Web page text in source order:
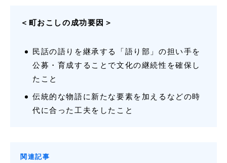
＜町おこしの成功要因＞
民話の語りを継承する「語り部」の担い手を
公募・育成することで文化の継続性を確保し
たこと
伝統的な物語に新たな要素を加えるなどの時
代に合った工夫をしたこと
関連記事